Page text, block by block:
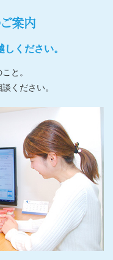
案内
ください。
と。
ください。